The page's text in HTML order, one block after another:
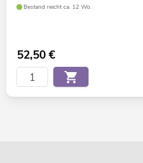
Bestand reicht ca. 12 Wo.
52,50€